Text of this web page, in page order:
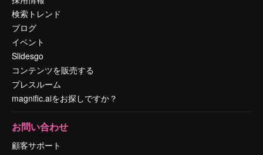
検索トレンド
ブログ
イベント
Slidesgo
コンテンツを販売する
プレスルーム
magnific.aiをお探しですか？
お問い合わせ
顧客サポート